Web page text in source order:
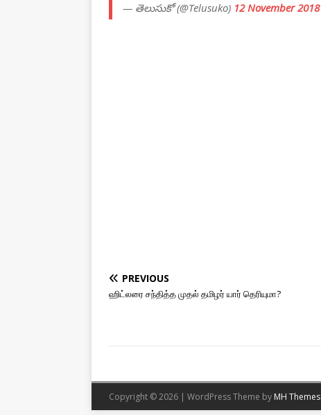
— తెలుసుకో (@Telusuko) 12 November 2018
PREVIOUS
ஹிட்லரை சந்தித்த முதல் தமிழர் யார் தெரியுமா?
Copyright © 2026 | WordPress Theme by MH Themes